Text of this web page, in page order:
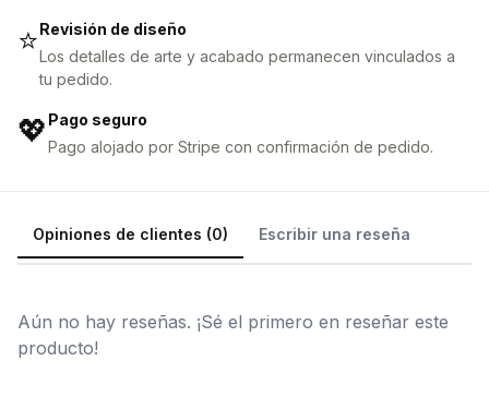
⭐Revisión de diseño
Los detalles de arte y acabado permanecen vinculados a
tu pedido.
💖 Pago seguro
Pago alojado por Stripe con confirmación de pedido.
Opiniones de clientes (0) Escribir una reseña
Aún no hay reseñas. ¡Sé el primero en reseñar este
producto!